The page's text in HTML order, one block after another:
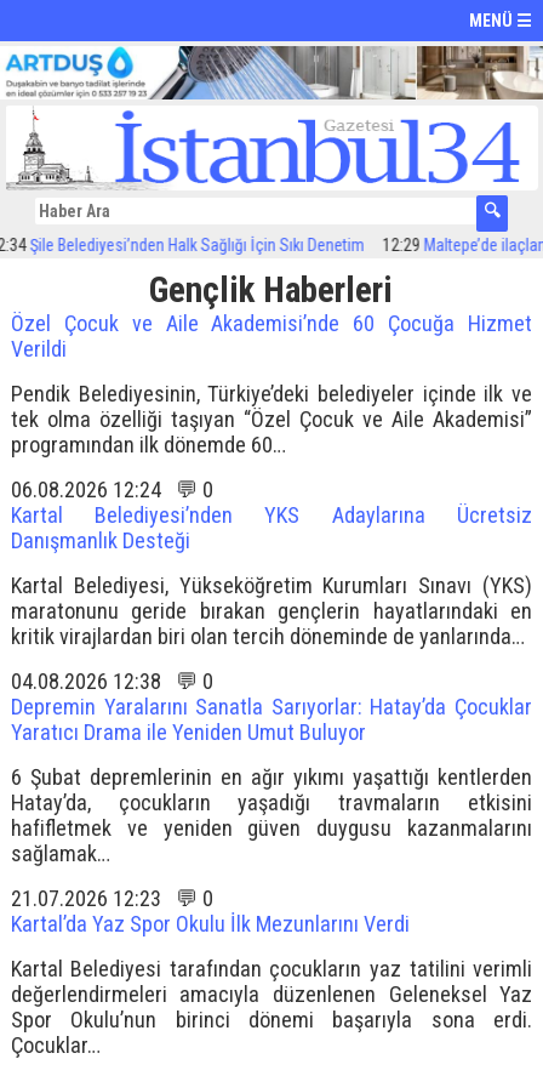
MENÜ ☰
Belediyesi’nden Halk Sağlığı İçin Sıkı Denetim 12:29 Maltepe’de ilaçlama
Gençlik Haberleri
Özel Çocuk ve Aile Akademisi’nde 60 Çocuğa Hizmet
Verildi
Pendik Belediyesinin, Türkiye’deki belediyeler içinde ilk ve
tek olma özelliği taşıyan “Özel Çocuk ve Aile Akademisi”
programından ilk dönemde 60…
06.08.2026 12:24 💬 0
Kartal Belediyesi’nden YKS Adaylarına Ücretsiz
Danışmanlık Desteği
Kartal Belediyesi, Yükseköğretim Kurumları Sınavı (YKS)
maratonunu geride bırakan gençlerin hayatlarındaki en
kritik virajlardan biri olan tercih döneminde de yanlarında…
04.08.2026 12:38 💬 0
Depremin Yaralarını Sanatla Sarıyorlar: Hatay’da Çocuklar
Yaratıcı Drama ile Yeniden Umut Buluyor
6 Şubat depremlerinin en ağır yıkımı yaşattığı kentlerden
Hatay’da, çocukların yaşadığı travmaların etkisini
hafifletmek ve yeniden güven duygusu kazanmalarını
sağlamak…
21.07.2026 12:23 💬 0
Kartal’da Yaz Spor Okulu İlk Mezunlarını Verdi
Kartal Belediyesi tarafından çocukların yaz tatilini verimli
değerlendirmeleri amacıyla düzenlenen Geleneksel Yaz
Spor Okulu’nun birinci dönemi başarıyla sona erdi.
Çocuklar…